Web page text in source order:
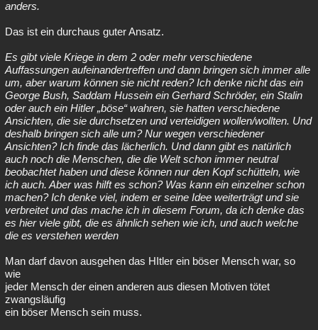
anders.
Das ist ein durchaus guter Ansatz.
Es gibt viele Kriege in dem 2 oder mehr verschiedene
Auffassungen aufeinandertreffen und dann bringen sich immer alle
um, aber warum können sie nicht reden? Ich denke nicht das ein
George Bush, Saddam Hussein ein Gerhard Schröder, ein Stalin
oder auch ein Hitler „böse“ wahren, sie hatten verschiedene
Ansichten, die sie durchsetzen und verteidigen wollen/wollten. Und
deshalb bringen sich alle um? Nur wegen verschiedener
Ansichten? Ich finde das lächerlich. Und dann gibt es natürlich
auch noch die Menschen, die die Welt schon immer neutral
beobachtet haben und diese können nur den Kopf schütteln, wie
ich auch. Aber was hilft es schon? Was kann ein einzelner schon
machen? Ich denke viel, indem er seine Idee weiterträgt und sie
verbreitet und das mache ich in diesem Forum, da ich denke das
es hier viele gibt, die es ähnlich sehen wie ich, und auch welche
die es verstehen werden
Man darf davon ausgehen das HItler ein böser Mensch war, so
wie
jeder Mensch der einen anderen aus diesen Motiven tötet
zwangsläufig
ein böser Mensch sein muss.